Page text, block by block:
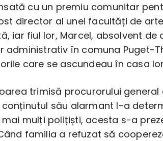
cu un premiu comunitar
director al unei facultăți de
iar fiul lor, Marcel, absolvent de
administrativ în comuna Puget-
care se ascundeau în casa
trimisă procurorului general
conținutul său alarmant l-a
mulți polițiști, acesta s-a
familia a refuzat să